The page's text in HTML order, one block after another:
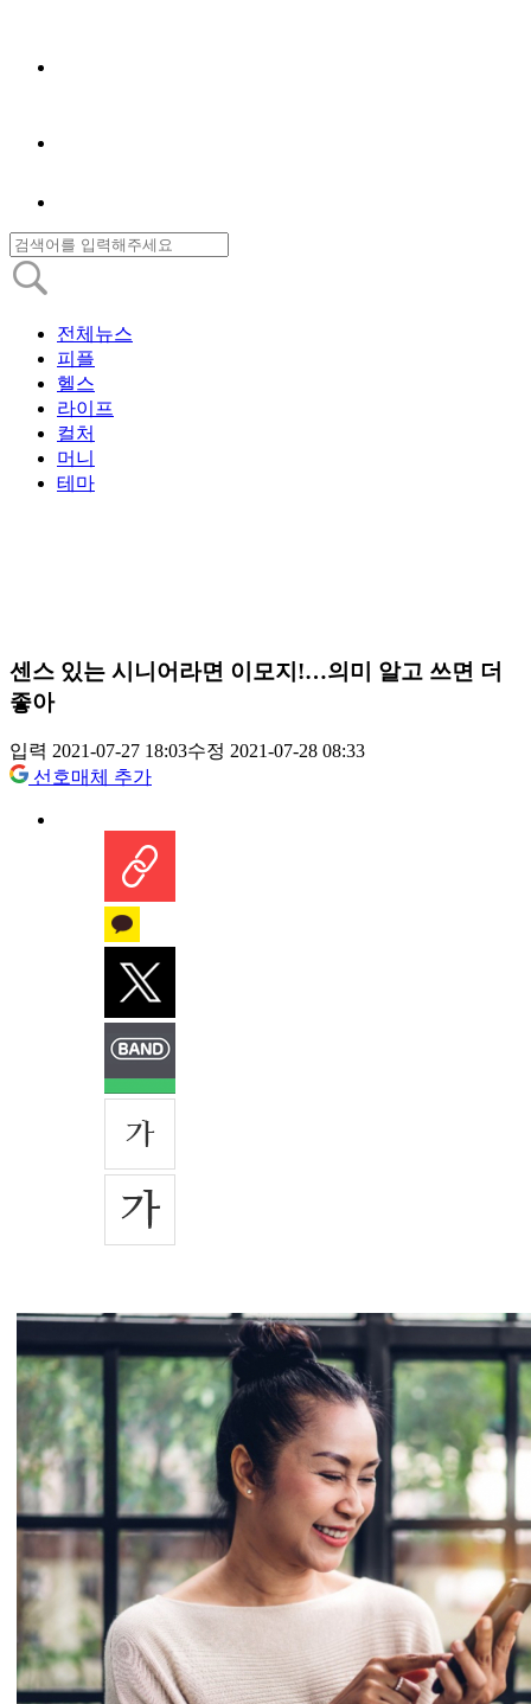
전체뉴스
피플
헬스
라이프
컬처
머니
테마
센스 있는 시니어라면 이모지!…의미 알고 쓰면 더
좋아
입력 2021-07-27 18:03수정 2021-07-28 08:33
선호매체 추가